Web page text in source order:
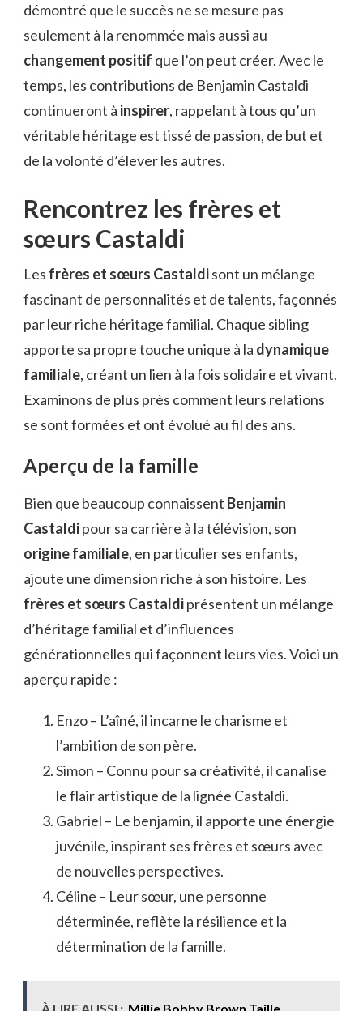
démontré que le succès ne se mesure pas
seulement à la renommée mais aussi au
changement positif que l’on peut créer. Avec le
temps, les contributions de Benjamin Castaldi
continueront à inspirer, rappelant à tous qu’un
véritable héritage est tissé de passion, de but et
de la volonté d’élever les autres.
Rencontrez les frères et
sœurs Castaldi
Les frères et sœurs Castaldisont un mélange
fascinant de personnalités et de talents, façonnés
par leur riche héritage familial. Chaque sibling
apporte sa propre touche unique à la dynamique
familiale, créant un lien à la fois solidaire et vivant.
Examinons de plus près comment leurs relations
se sont formées et ont évolué au fil des ans.
Aperçu de la famille
Bien que beaucoup connaissent Benjamin
Castaldipour sa carrière à la télévision, son
origine familiale, en particulier ses enfants,
ajoute une dimension riche à son histoire. Les
frères et sœurs Castaldiprésentent un mélange
d’héritage familial et d’influences
générationnelles qui façonnent leurs vies. Voici un
aperçu rapide :
Enzo – L’aîné, il incarne le charisme et
l’ambition de son père.
Simon – Connu pour sa créativité, il canalise
le flair artistique de la lignée Castaldi.
Gabriel – Le benjamin, il apporte une énergie
juvénile, inspirant ses frères et sœurs avec
de nouvelles perspectives.
Céline – Leur sœur, une personne
déterminée, reflète la résilience et la
détermination de la famille.
À LIRE AUSSI : Millie Bobby Brown Taille